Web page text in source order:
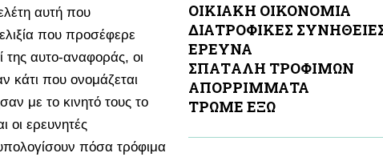
αυτή που
που προσέφερε
της αυτο-αναφοράς, οι
κάτι που ονομάζεται
με το κινητό τους το
οι ερευνητές
πόσα τρόφιμα
ΟΙΚΙΑΚΗ ΟΙΚΟΝΟΜΙΑ
ΔΙΑΤΡΟΦΙΚΕΣ
ΕΡΕΥΝΑ
ΣΠΑΤAΛΗ ΤΡΟΦΙΜΩΝ
ΑΠΟΡΡΙΜΜΑΤΑ
ΤΡΩΜΕ ΕΞΩ